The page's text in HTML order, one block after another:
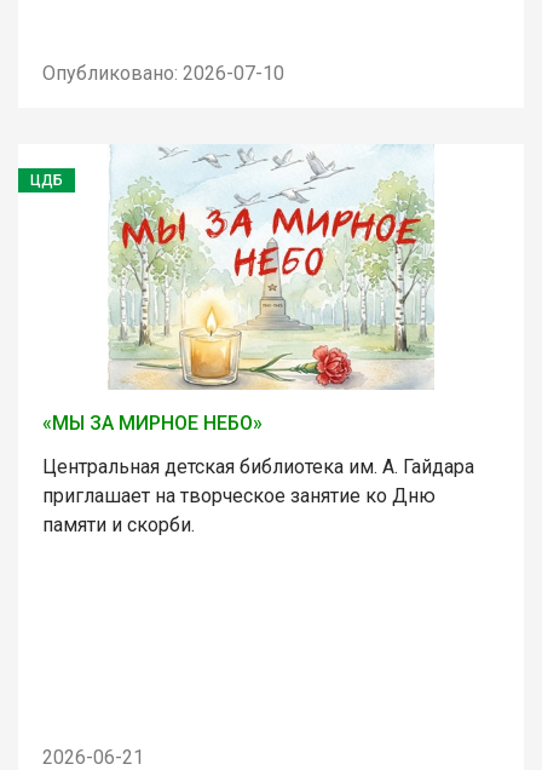
Опубликовано: 2026-07-10
ЦДБ
«МЫ ЗА МИРНОЕ НЕБО»
Центральная детская библиотека им. А. Гайдара
приглашает на творческое занятие ко Дню
памяти и скорби.
2026-06-21